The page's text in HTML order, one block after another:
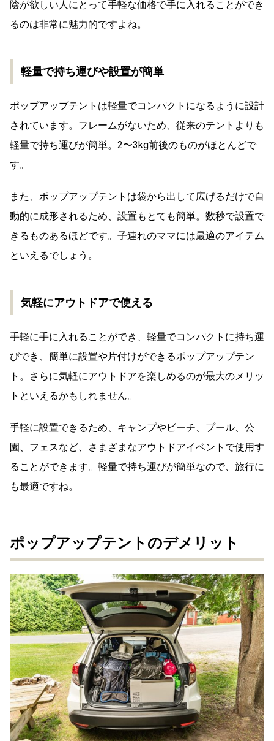
陰が欲しい人にとって手軽な価格で手に入れることができ
るのは非常に魅力的ですよね。
軽量で持ち運びや設置が簡単
ポップアップテントは軽量でコンパクトになるように設計
されています。フレームがないため、従来のテントよりも
軽量で持ち運びが簡単。2〜3kg前後のものがほとんどで
す。
また、ポップアップテントは袋から出して広げるだけで自
動的に成形されるため、設置もとても簡単。数秒で設置で
きるものあるほどです。子連れのママには最適のアイテム
といえるでしょう。
気軽にアウトドアで使える
手軽に手に入れることができ、軽量でコンパクトに持ち運
びでき、簡単に設置や片付けができるポップアップテン
ト。さらに気軽にアウトドアを楽しめるのが最大のメリッ
トといえるかもしれません。
手軽に設置できるため、キャンプやビーチ、プール、公
園、フェスなど、さまざまなアウトドアイベントで使用す
ることができます。軽量で持ち運びが簡単なので、旅行に
も最適ですね。
ポップアップテントのデメリット